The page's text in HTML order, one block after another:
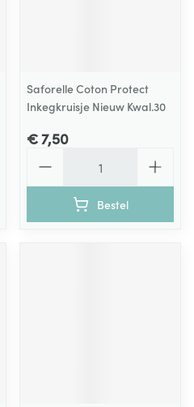
Saforelle Coton Protect
Inkegkruisje Nieuw Kwal.30
€ 7,50
Bestel